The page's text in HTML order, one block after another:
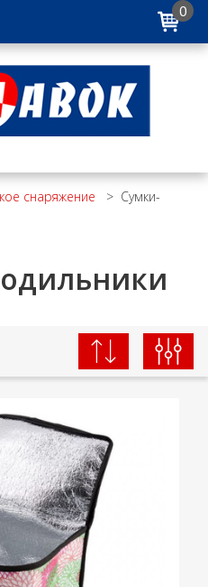
0
снаряжение > Сумки-